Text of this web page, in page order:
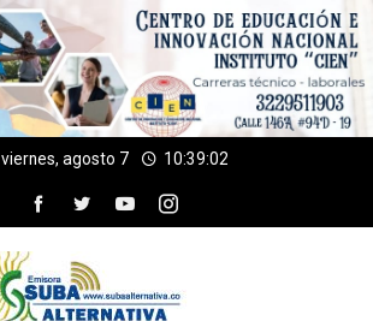
viernes, agosto 7 10:39:04